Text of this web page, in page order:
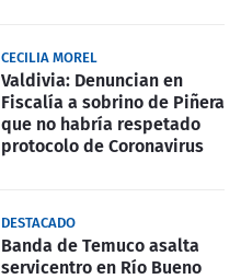
CECILIA MOREL
Valdivia: Denuncian en
Fiscalía a sobrino de Piñera
que no habría respetado
protocolo de Coronavirus
DESTACADO
Banda de Temuco asalta
servicentro en Río Bueno